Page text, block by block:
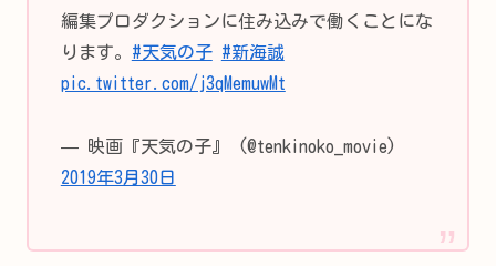
編集プロダクションに住み込みで働くことにな
ります。 #天気の子 #新海誠
pic.twitter.com/j3qMemuwMt
— 映画『天気の子』 (@tenkinoko_movie)
2019年3月30日